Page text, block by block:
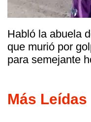
Habló la abuela
que murió por
para semejante
Más Leídas